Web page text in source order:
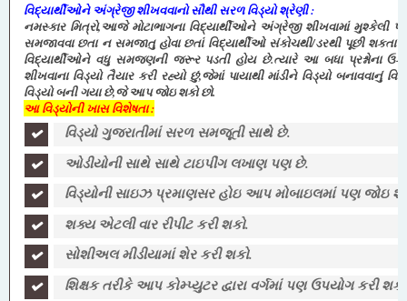
વિદ્યાર્થીઓને અંગ્રેજી શીખવવાનો સૌથી સરળ વિડ્યો શ્રેણી :
નમસ્કાર મિત્રો,આજે મોટાભાગના વિદ્યાર્થીઓને અંગ્રેજી શીખવામાં મુશ્કેલી પડે
સમજાવવા છતા ન સમજાતુ હોવા છતાં વિદ્યાર્થીઓ સંકોચથી/ડરથી પૂછી શકતા
વિદ્યાર્થીઓને વધુ સમજણની જરૂર પડતી હોય છે.ત્યારે આ બધા પ્રશ્નોના
શીખવાના વિડ્યો તૈયાર કરી રહ્યો છું,જેમાં પાયાથી માંડીને વિડ્યો બનાવવાનું
વિડ્યો બની ગયા છે,જે આપ જોઇ શકો છો.
આ વિડ્યોની ખાસ વિશેષતા :
વિડ્યો ગુજરાતીમાં સરળ સમજૂતી સાથે છે.
ઓડીયોની સાથે સાથે ટાઇપીંગ લખાણ પણ છે.
વિડ્યોની સાઇઝ પ્રમાણસર હોઇ આપ મોબાઇલમાં પણ જોઇ
શક્ય એટલી વાર રીપીટ કરી શકો.
સોશીઅલ મીડીયામાં શેર કરી શકો.
શિક્ષક તરીકે આપ કોમ્પ્યુટર દ્વારા વર્ગમાં પણ ઉપયોગ કરી